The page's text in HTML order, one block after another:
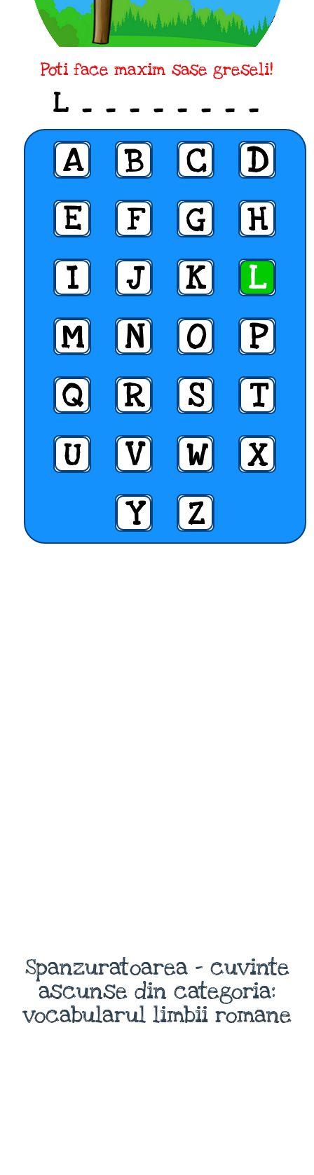
Poti face maxim sase greseli!
L _ _ _ _ _ _ _ _
A B C
D
E
F G
H
I
J K
L
M
N O
P
Q
R S
T
U
V W
X
Y
Z
Spanzuratoarea - cuvinte
ascunse din categoria:
vocabularul limbii romane